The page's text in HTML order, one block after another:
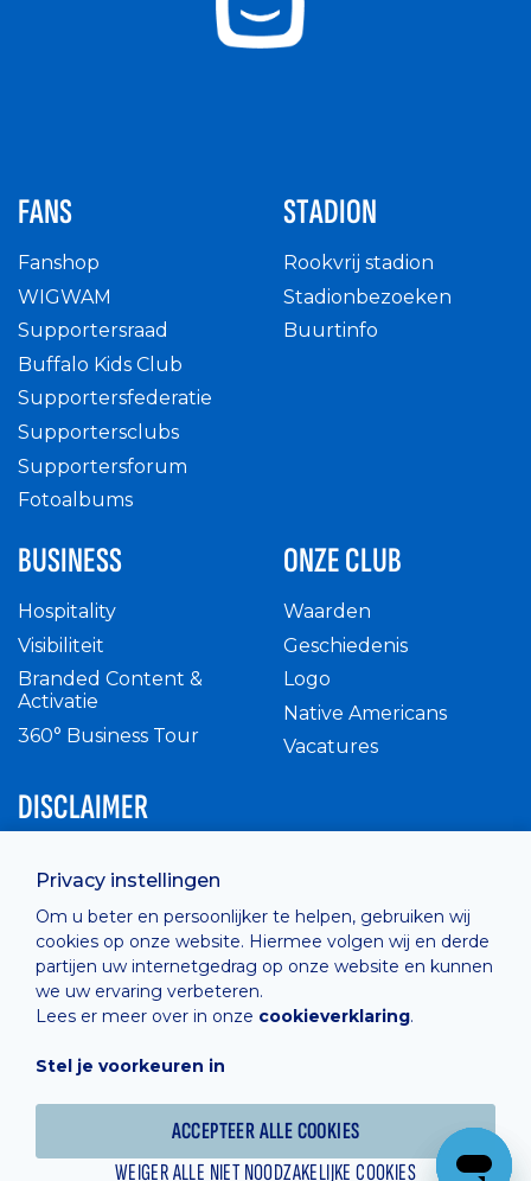
Privacy instellingen
Om u beter en persoonlijker te helpen, gebruiken wij
cookies op onze website. Hiermee volgen wij en derde
partijen uw internetgedrag op onze website en kunnen
we uw ervaring verbeteren.
Lees er meer over in onze cookieverklaring.
Stel je voorkeuren in
ACCEPTEER ALLE COOKIES
WEIGER ALLE NIET NOODZAKELIJKE COOKIES
FANS
Fanshop
WIGWAM
Supportersraad
Buffalo Kids Club
Supportersfederatie
Supportersclubs
Supportersforum
Fotoalbums
STADION
Rookvrij stadion
Stadionbezoeken
Buurtinfo
BUSINESS
Hospitality
Visibiliteit
Branded Content &
Activatie
360° Business Tour
ONZE CLUB
Waarden
Geschiedenis
Logo
Native Americans
Vacatures
DISCLAIMER
Privacy Policy
Cashless
verkoopsvoorwaarden
Cookie Policy
Hosted by Combell
Powered online by